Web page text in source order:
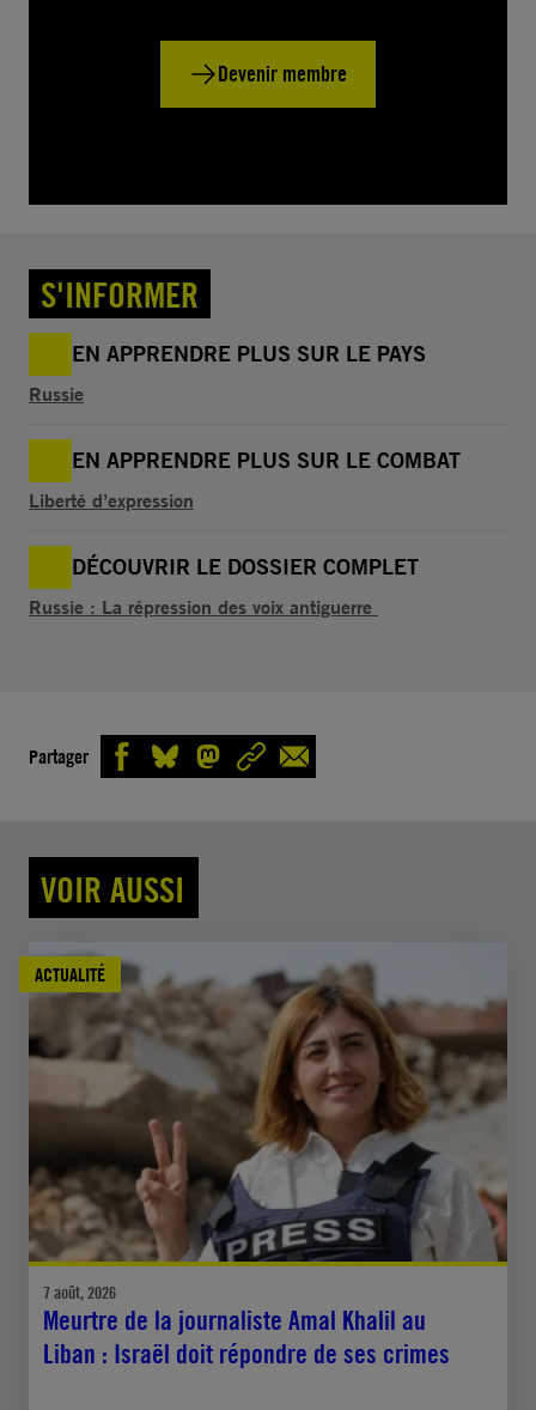
Devenir membre
S'INFORMER
EN APPRENDRE PLUS SUR LE PAYS
Russie
EN APPRENDRE PLUS SUR LE COMBAT
Liberté d’expression
DÉCOUVRIR LE DOSSIER COMPLET
Russie : La répression des voix antiguerre
Partager
VOIR AUSSI
ACTUALITÉ
7 août, 2026
Meurtre de la journaliste Amal Khalil au
Liban : Israël doit répondre de ses crimes